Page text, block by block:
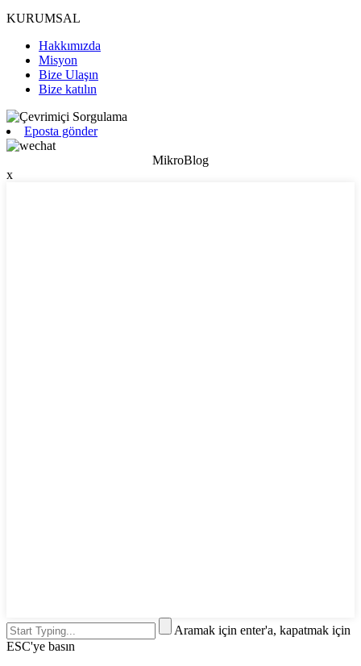
KURUMSAL
Hakkımızda
Misyon
Bize Ulaşın
Bize katılın
Eposta gönder
MikroBlog
x
Aramak için enter'a, kapatmak için
ESC'ye basın